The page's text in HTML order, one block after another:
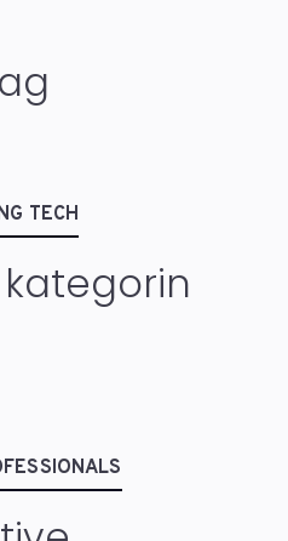
TECH